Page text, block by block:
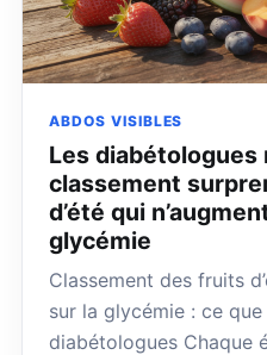
ABDOS VISIBLES
Les diabétologues
classement
d’été qui
glycémie
Classement des fruits
sur la glycémie : ce
diabétologues Chaque